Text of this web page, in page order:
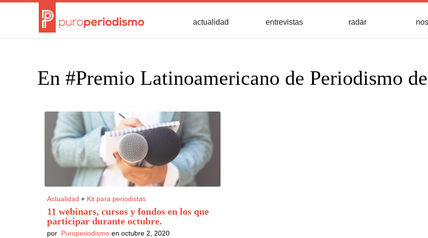
actualidad entrevistas radar
En #Premio Latinoamericano de Periodismo
Actualidad + Kit para periodistas
11 webinars, cursos y fondos en los que
participar durante octubre.
por Puroperiodismo en octubre 2, 2020